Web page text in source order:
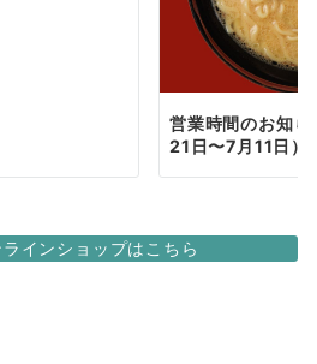
営業時間のお知
21日〜7月11日）
インショップはこちら